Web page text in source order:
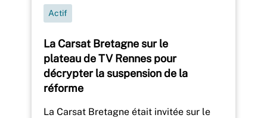
La Carsat Bretagne sur le
plateau de TV Rennes pour
décrypter la suspension de la
réforme
Actif
La Carsat Bretagne était invitée sur le